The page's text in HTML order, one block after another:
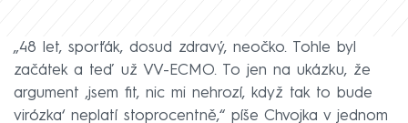
„48 let, sporťák, dosud zdravý, neočko. Tohle byl
začátek a teď už VV-ECMO. To jen na ukázku, že
argument ‚jsem fit, nic mi nehrozí, když tak to bude
virózka‘ neplatí stoprocentně,“ píše Chvojka v jednom